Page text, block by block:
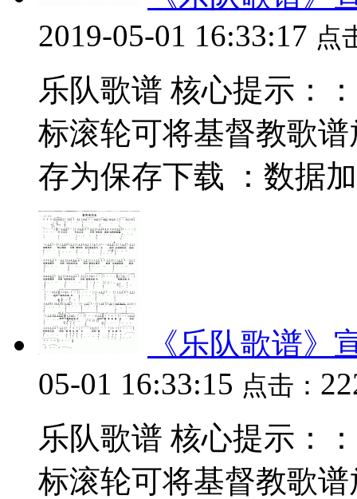
2019-05-01 16:33:17 点
乐队歌谱 核心提示：
标滚轮可将基督教歌
存为保存下载 ：数据
《乐队歌谱》
05-01 16:33:15 点击：
乐队歌谱 核心提示：
标滚轮可将基督教歌